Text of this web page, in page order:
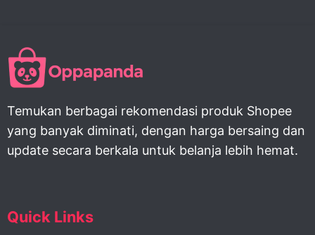
Temukan berbagai rekomendasi produk Shopee
yang banyak diminati, dengan harga bersaing dan
update secara berkala untuk belanja lebih hemat.
Quick Links